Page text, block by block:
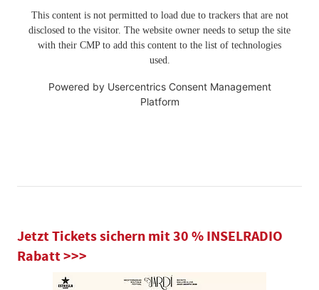
This content is not permitted to load due to trackers that are not
disclosed to the visitor. The website owner needs to setup the site
with their CMP to add this content to the list of technologies
used.
Powered by Usercentrics Consent Management
Platform
Jetzt Tickets sichern mit 30 % INSELRADIO
Rabatt >>>